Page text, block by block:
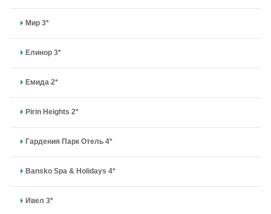
Мир 3*
Елинор 3*
Емида 2*
Pirin Heights 2*
Гардения Парк Отель 4*
Bansko Spa & Holidays 4*
Ивел 3*